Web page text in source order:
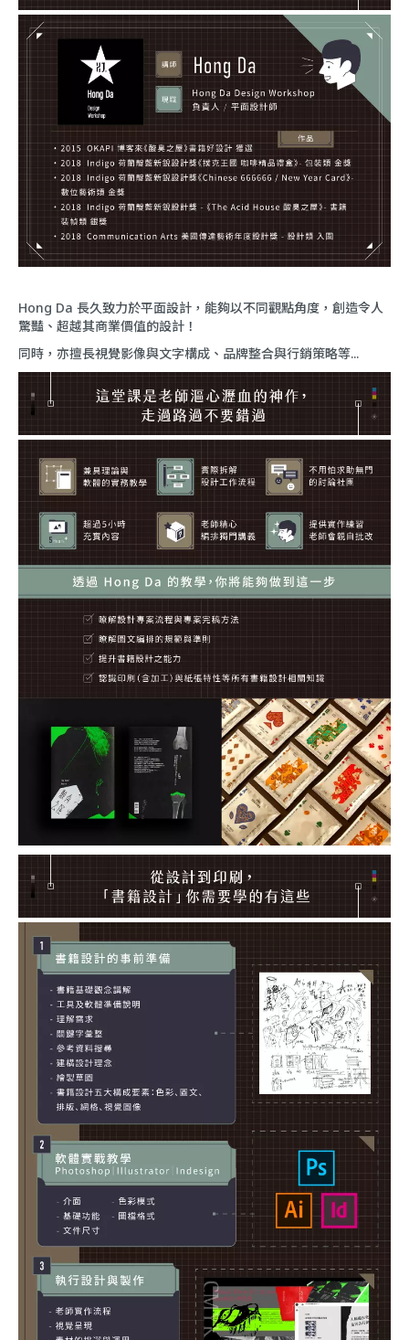
Hong Da 長久致力於平面設計，能夠以不同觀點角度，創造令人
驚豔、超越其商業價值的設計！
同時，亦擅長視覺影像與文字構成、品牌整合與行銷策略等...